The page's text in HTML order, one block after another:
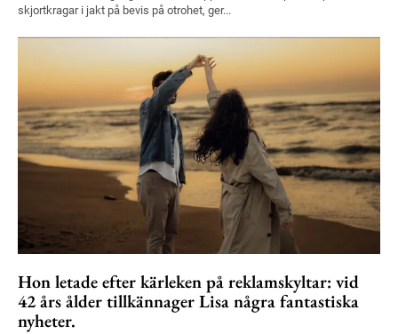
skjortkragar i jakt på bevis på otrohet, ger...
Hon letade efter kärleken på reklamskyltar: vid
42 års ålder tillkännager Lisa några fantastiska
nyheter.